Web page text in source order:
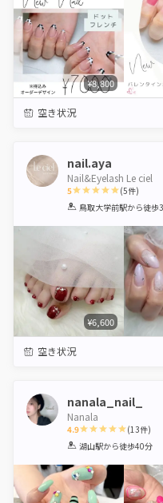
¥8,800
空き状況
nail.aya
Nail&Eyelash Le ciel
5
1 2 3 4 5
(5件)
鳥取大学前駅から徒歩
¥6,600
空き状況
nanala_nail_
Nanala
4.9
1 2 3 4 5
(13件)
湖山駅から徒歩40分